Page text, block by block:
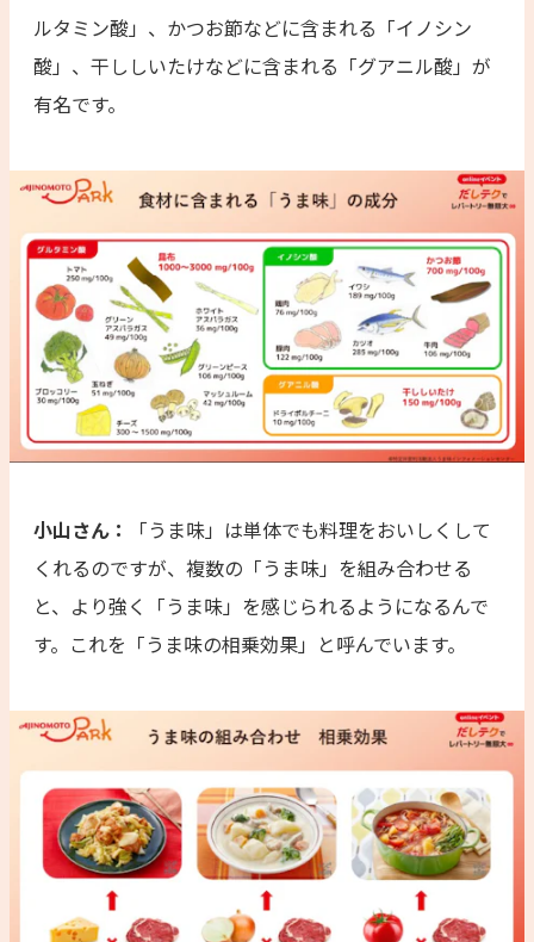
ルタミン酸」、かつお節などに含まれる「イノシン
酸」、干ししいたけなどに含まれる「グアニル酸」が
有名です。
小山さん：
「うま味」は単体でも料理をおいしくして
くれるのですが、複数の「うま味」を組み合わせる
と、より強く「うま味」を感じられるようになるんで
す。これを「うま味の相乗効果」と呼んでいます。